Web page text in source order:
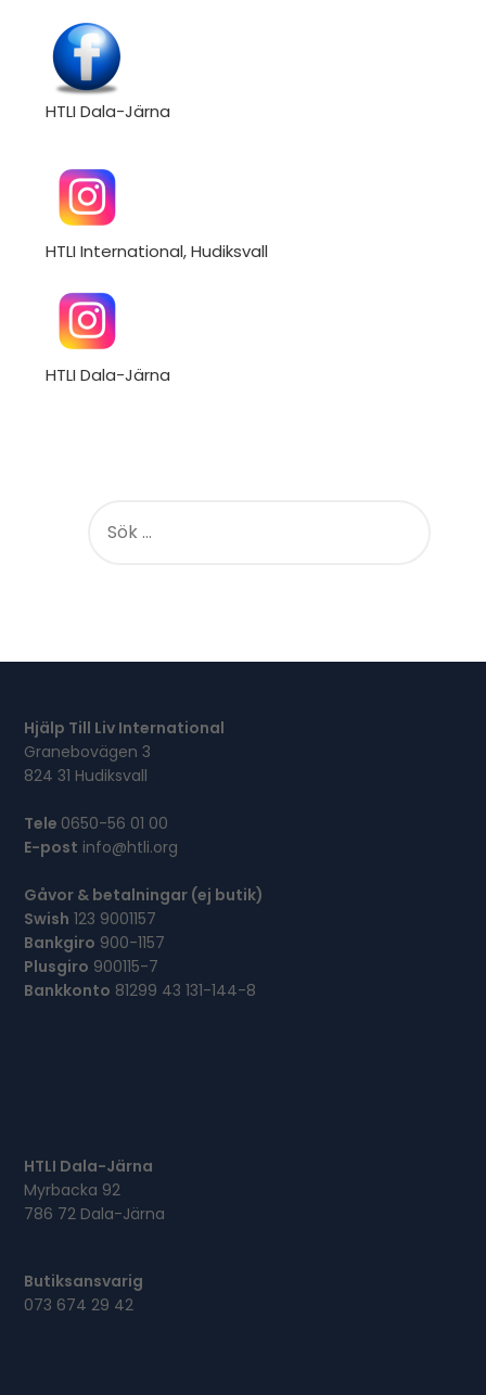
HTLI Dala-Järna
HTLI International, Hudiksvall
HTLI Dala-Järna
E
Hjälp Till Liv International
Granebovägen 3
824 31 Hudiksvall
Tele 0650-56 01 00
E-post info@htli.org
Gåvor & betalningar (ej butik)
Swish 123 9001157
Bankgiro 900-1157
Plusgiro 900115-7
Bankkonto 81299 43 131-144-8
HTLI Dala-Järna
Myrbacka 92
786 72 Dala-Järna
Butiksansvarig
073 674 29 42